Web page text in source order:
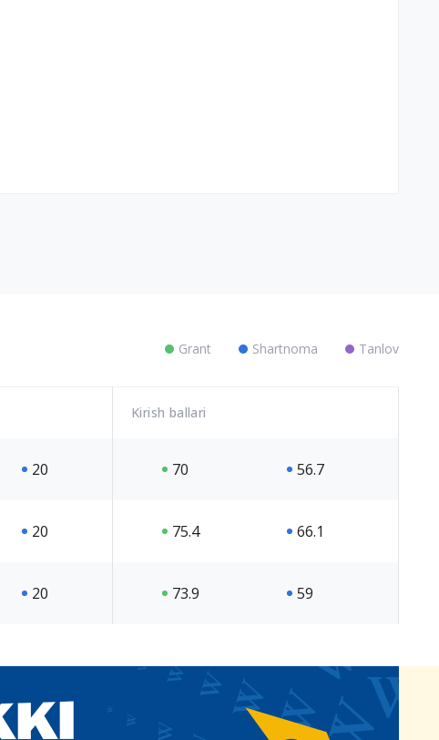
Grant Shartnoma Tanlov
Kirish ballari
20 70 56.7
20 75.4 66.1
20 73.9 59